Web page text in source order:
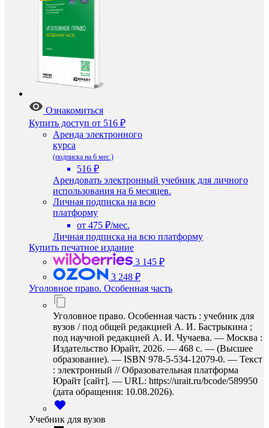
Ознакомиться
Купить доступ от 516 ₽
Аренда электронного
курса
(подписка на 6 мес.)
516 ₽
Арендовать электронный учебник для личного
использования на 6 месяцев.
Личная подписка на всю
платформу
от 475 ₽/мес.
Личная подписка на всю платформу
Купить печатное издание
3 145 ₽
3 248 ₽
Уголовное право. Особенная часть
Уголовное право. Особенная часть : учебник для
вузов / под общей редакцией А. И. Бастрыкина ;
под научной редакцией А. И. Чучаева. — Москва :
Издательство Юрайт, 2026. — 468 с. — (Высшее
образование). — ISBN 978-5-534-12079-0. — Текст
: электронный // Образовательная платформа
Юрайт [сайт]. — URL: https://urait.ru/bcode/589950
(дата обращения: 10.08.2026).
Учебник для вузов